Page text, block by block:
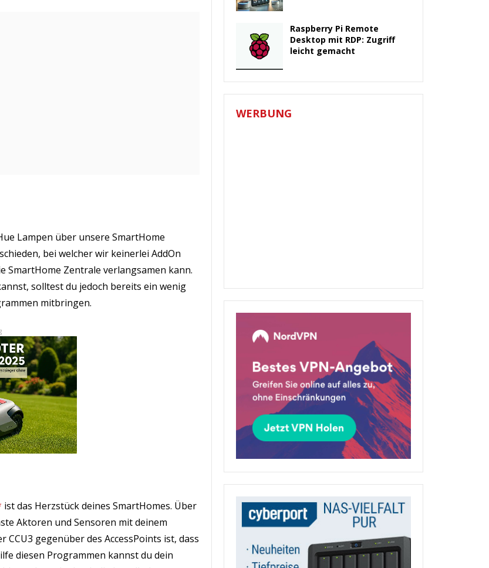
Lampen über unsere SmartHome
bei welcher wir keinerlei AddOn
SmartHome Zentrale verlangsamen kann.
solltest du jedoch bereits ein wenig
mitbringen.
ist das Herzstück deines SmartHomes. Über
Aktoren und Sensoren mit deinem
gegenüber des AccessPoints ist, dass
diesen Programmen kannst du dein
Raspberry Pi Remote
Desktop mit RDP: Zugriff
leicht gemacht
WERBUNG